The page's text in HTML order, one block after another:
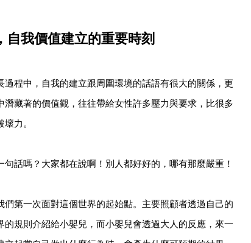
自我價值建立的重要時刻
過程中，自我的建立跟周圍環境的話語有很大的關係，更
潛藏著的價值觀，往往帶給女性許多壓力與要求，比很多
力。
話嗎？大家都在說啊！別人都好好的，哪有那麼嚴重！
們第一次面對這個世界的起始點。主要照顧者透過自己的
的規則介紹給小嬰兒，而小嬰兒會透過大人的反應，來一